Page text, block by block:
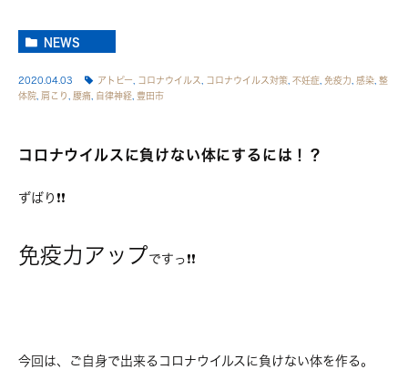
NEWS
2020.04.03 アトピー コロナウイルス コロナウイルス対策 不妊症 免疫力 感染 整
体院 肩こり 腰痛 自律神経 豊田市
コロナウイルスに負けない体にするには！？
ずばり ❗❗
免疫力アップですっ ❗❗
今回は、ご自身で出来るコロナウイルスに負けない体を作る。